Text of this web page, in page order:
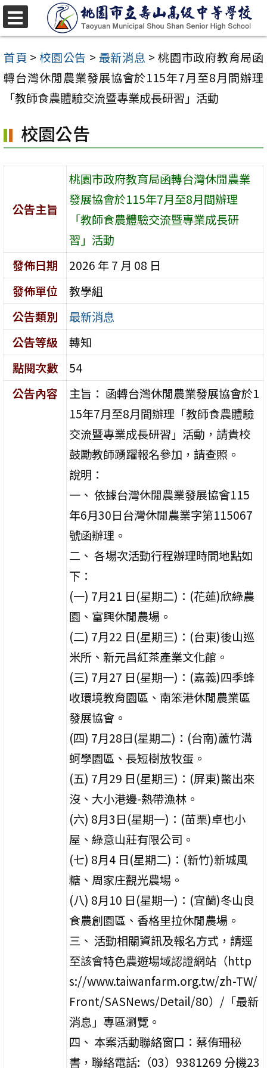
跳
至
主
要
區
首頁 > 校園公告 > 最新消息 > 桃園市政府教育局函
轉台灣休閒農業發展協會於115年7月至8月間辦理
「教師食農體驗交流暨專業成長研習」活動
校園公告
公告主旨
桃園市政府教育局函轉台灣休閒農業
發展協會於115年7月至8月間辦理
「教師食農體驗交流暨專業成長研
習」活動
發佈日期
2026 年 7 月 08 日
發佈單位
教學組
公告類別
最新消息
公告等級
轉知
點閱次數
54
公告內容
主旨： 函轉台灣休閒農業發展協會於1
15年7月至8月間辦理「教師食農體驗
交流暨專業成長研習」活動，請貴校
鼓勵教師踴躍報名參加，請查照。
說明：
一、 依據台灣休閒農業發展協會115
年6月30日台灣休閒農業字第115067
號函辦理。
二、 各場次活動行程辦理時間地點如
下：
(一) 7月21 日(星期二)：(花蓮)欣綠農
園、富興休閒農場。
(二) 7月22 日(星期三)：(台東)後山巡
米所、新元昌紅茶產業文化館。
(三) 7月27 日(星期一)：(嘉義)四季蜂
收環境教育園區、南笨港休閒農業區
發展協會。
(四) 7月28日(星期二)：(台南)蘆竹溝
蚵學園區、長短樹放牧蛋。
(五) 7月29 日(星期三)：(屏東)鱉出來
沒、大小港邊-熱帶漁林。
(六) 8月3日(星期一)：(苗栗)卓也小
屋、綠意山莊有限公司。
(七) 8月4 日(星期二)：(新竹)新城風
糖、周家庄觀光農場。
(八) 8月10 日(星期一)：(宜蘭)冬山良
食農創園區、香格里拉休閒農場。
三、 活動相關資訊及報名方式，請逕
至該會特色農遊場域認證網站（http
s://www.taiwanfarm.org.tw/zh-TW/
Front/SASNews/Detail/80）/「最新
消息」專區瀏覽。
四、 本案活動聯絡窗口：蔡侑珊秘
書，聯絡電話:（03）9381269 分機23
選
單